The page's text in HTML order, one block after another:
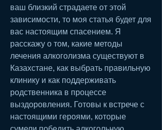
ваш близкий страдаете от этой
зависимости, то моя статья будет для
вас настоящим спасением. Я
расскажу о том, какие методы
лечения алкоголизма существуют в
Казахстане, как выбрать правильную
клинику и как поддерживать
родственника в процессе
выздоровления. Готовы к встрече с
настоящими героями, которые
сумели победить алкогольную